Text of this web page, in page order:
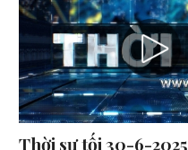
Thời sự tối 30-6-2025